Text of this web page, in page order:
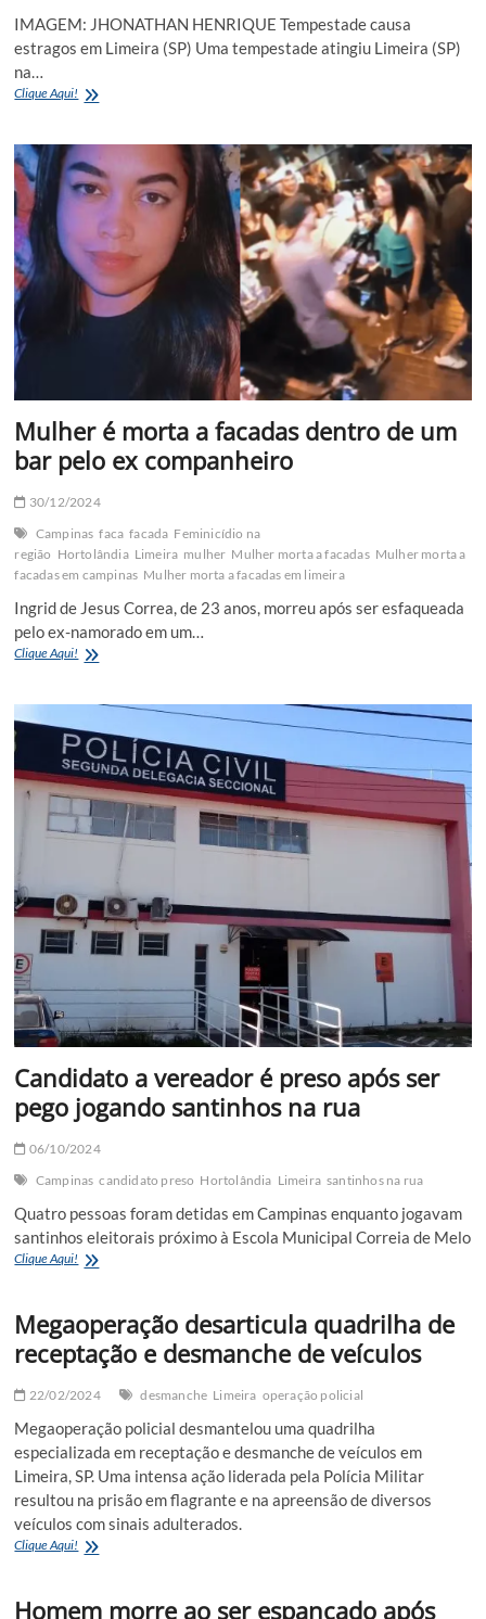
IMAGEM: JHONATHAN HENRIQUE Tempestade causa
estragos em Limeira (SP) Uma tempestade atingiu Limeira (SP)
na…
Clique Aqui! Temporal
destrói
igreja
católica
arranca
telhado
de
posto
de
Mulher é morta a facadas dentro de um
bar pelo ex companheiro
30/12/2024
Campinas faca facada Feminicídio na
região Hortolândia Limeira mulher Mulher morta a facadas Mulher morta a
facadas em campinas Mulher morta a facadas em limeira
Ingrid de Jesus Correa, de 23 anos, morreu após ser esfaqueada
pelo ex-namorado em um…
Clique Aqui! Mulher
facadas
dentro
de
um
bar
pelo
companheiro
Candidato a vereador é preso após ser
pego jogando santinhos na rua
06/10/2024
Campinas candidato preso Hortolândia Limeira santinhos na rua
Quatro pessoas foram detidas em Campinas enquanto jogavam
santinhos eleitorais próximo à Escola Municipal Correia de Melo
Clique Aqui! Candidato
é
preso
após
pego
santinhos
na
rua
Megaoperação desarticula quadrilha de
receptação e desmanche de veículos
22/02/2024 desmanche Limeira operação policial
Megaoperação policial desmantelou uma quadrilha
especializada em receptação e desmanche de veículos em
Limeira, SP. Uma intensa ação liderada pela Polícia Militar
resultou na prisão em flagrante e na apreensão de diversos
veículos com sinais adulterados.
Clique Aqui! Megaoperação
de
Homem morre ao ser espancado após